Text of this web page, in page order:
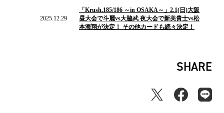
2025.12.29
「Krush.185/186 ～in OSAKA～」2.1(日)大阪
昼大会で斗麗vs大脇武 夜大会で新美貴士vs松
本海翔が決定！ その他カードも続々決定！
SHARE